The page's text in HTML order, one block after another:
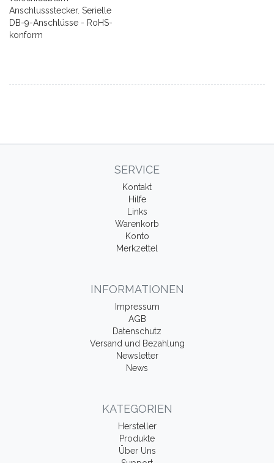
Anschlussstecker. Serielle
DB-9-Anschlüsse - RoHS-
konform
SERVICE
Kontakt
Hilfe
Links
Warenkorb
Konto
Merkzettel
INFORMATIONEN
Impressum
AGB
Datenschutz
Versand und Bezahlung
Newsletter
News
KATEGORIEN
Hersteller
Produkte
Über Uns